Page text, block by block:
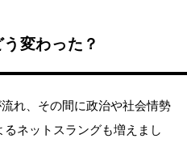
変わった？
れ、その間に政治や社会情勢
るネットスラングも増えまし